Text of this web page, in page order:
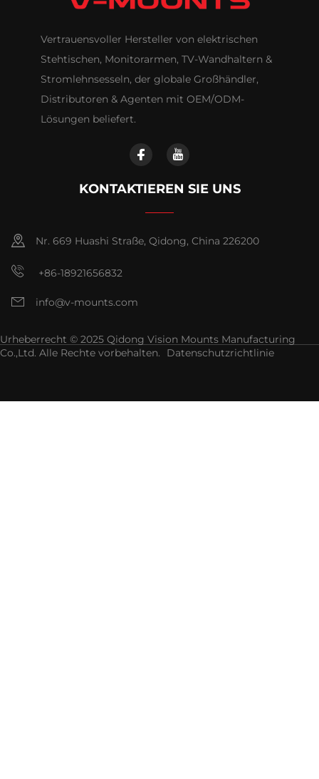
Vertrauensvoller Hersteller von elektrischen
Stehtischen, Monitorarmen, TV-Wandhaltern &
Stromlehnsesseln, der globale Großhändler,
Distributoren & Agenten mit OEM/ODM-
Lösungen beliefert.
KONTAKTIEREN SIE UNS
Nr. 669 Huashi Straße, Qidong, China 226200
+86-18921656832
info@v-mounts.com
Urheberrecht © 2025 Qidong Vision Mounts Manufacturing
Co.,Ltd. Alle Rechte vorbehalten.
Datenschutzrichtlinie